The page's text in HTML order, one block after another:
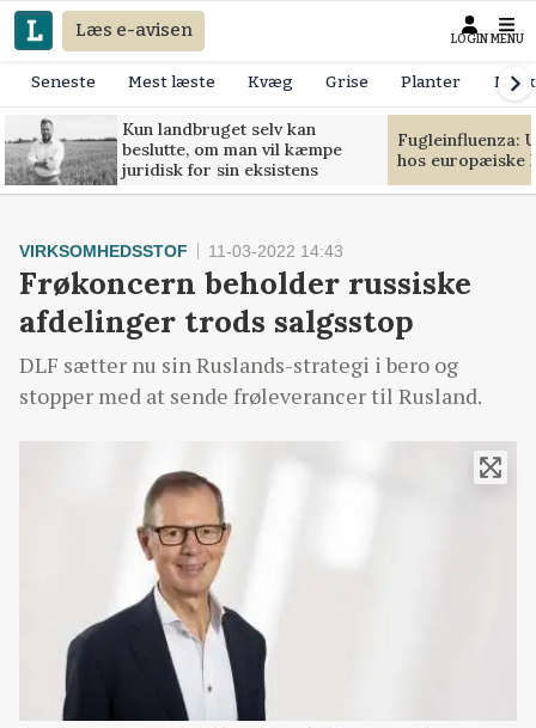
Læs e-avisen LOGIN MENU
Seneste Mest læste Kvæg Grise Planter
Kun landbruget selv kan
beslutte, om man vil kæmpe
juridisk for sin eksistens
Fugleinfluenza:
hos europæiske
VIRKSOMHEDSSTOF 11-03-2022 14:43
Frøkoncern beholder russiske
afdelinger trods salgsstop
DLF sætter nu sin Ruslands-strategi i bero og
stopper med at sende frøleverancer til Rusland.